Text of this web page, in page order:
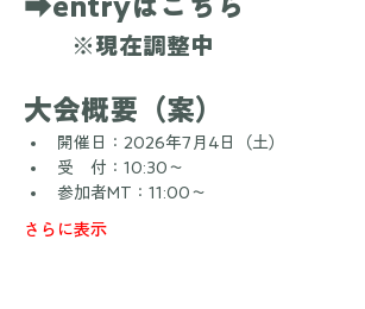
➡️entryはこちら
大会概要（案）
開催日：2026年7月4日（土）
受　付：10:30～